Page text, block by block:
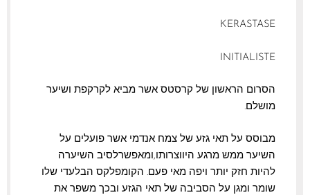
KERASTASE
INITIALISTE
הסרום הראשון של קרסטס אשר מביא לקרקפת ושיער
מושלם.
מבוסס על תאי גזע של צמח אנדמי אשר פועלים על
השיער ממש מרגע היווצרותו,ומאפשרלסיב השיערה
להיות חזק יותר ויפה מאי פעם. הקומפלקס הבלעדי שלו
שומר ומגן על הסביבה של תאי הגזע ובכך משפר את